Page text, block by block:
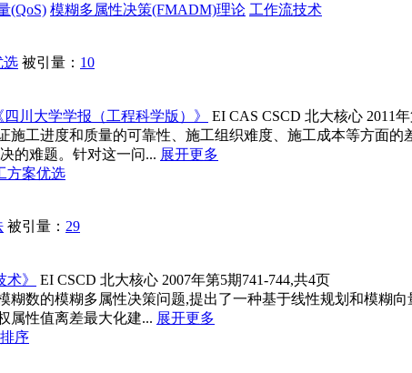
(QoS) 模糊多属性决策(FMADM)理论 工作流技术
选 被引量： 10
四川大学学报（工程科学版）》 EI CAS CSCD 北大核心 2011
施工进度和质量的可靠性、施工组织难度、施工成本等方面
的难题。针对这一问... 展开更多
方案优选
被引量： 29
》 EI CSCD 北大核心 2007年第5期741-744,共4页
糊数的模糊多属性决策问题,提出了一种基于线性规划和模糊
属性值离差最大化建... 展开更多
排序